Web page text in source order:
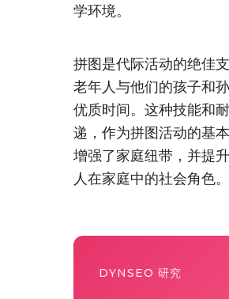
学环境。
拼图是代际活动的绝佳
老年人与他们的孩子和
优质时间。这种技能和
递，作为拼图活动的基
增强了家庭纽带，并提
人在家庭中的社会角色。
DYNSEO 研究